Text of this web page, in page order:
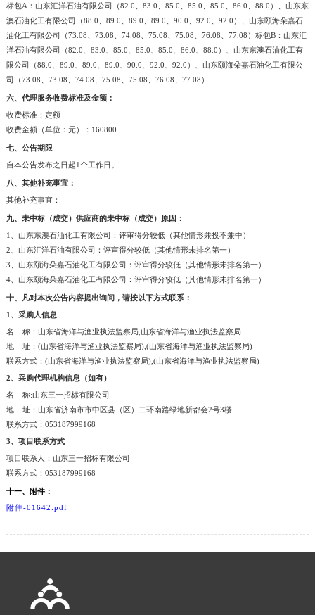
标包A：山东汇洋石油有限公司（82.0、83.0、85.0、85.0、85.0、86.0、88.0）、山东东
澳石油化工有限公司（88.0、89.0、89.0、89.0、90.0、92.0、92.0）、山东颐海朵嘉石
油化工有限公司（73.08、73.08、74.08、75.08、75.08、76.08、77.08）标包B：山东汇
洋石油有限公司（82.0、83.0、85.0、85.0、85.0、86.0、88.0）、山东东澳石油化工有
限公司（88.0、89.0、89.0、89.0、90.0、92.0、92.0）、山东颐海朵嘉石油化工有限公
司（73.08、73.08、74.08、75.08、75.08、76.08、77.08）
六、代理服务收费标准及金额：
收费标准：定额
收费金额（单位：元）：160800
七、公告期限
自本公告发布之日起1个工作日。
八、其他补充事宜：
其他补充事宜：
九、未中标（成交）供应商的未中标（成交）原因：
1、山东东澳石油化工有限公司：评审得分较低（其他情形兼投不兼中）
2、山东汇洋石油有限公司：评审得分较低（其他情形未排名第一）
3、山东颐海朵嘉石油化工有限公司：评审得分较低（其他情形未排名第一）
4、山东颐海朵嘉石油化工有限公司：评审得分较低（其他情形未排名第一）
十、凡对本次公告内容提出询问，请按以下方式联系：
1、采购人信息
名 称：山东省海洋与渔业执法监察局,山东省海洋与渔业执法监察局
地 址：(山东省海洋与渔业执法监察局),(山东省海洋与渔业执法监察局)
联系方式：(山东省海洋与渔业执法监察局),(山东省海洋与渔业执法监察局)
2、采购代理机构信息（如有）
名 称:山东三一招标有限公司
地 址：山东省济南市市中区县（区）二环南路绿地新都会2号3楼
联系方式：053187999168
3、项目联系方式
项目联系人：山东三一招标有限公司
联系方式：053187999168
十一、附件：
附件-01642.pdf